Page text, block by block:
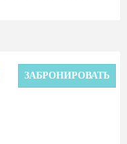
ЗАБРОНИРОВАТЬ